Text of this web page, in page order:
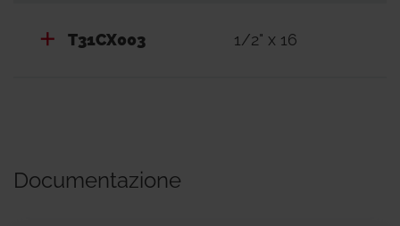
T31CX003 1/2" x 16
Documentazione